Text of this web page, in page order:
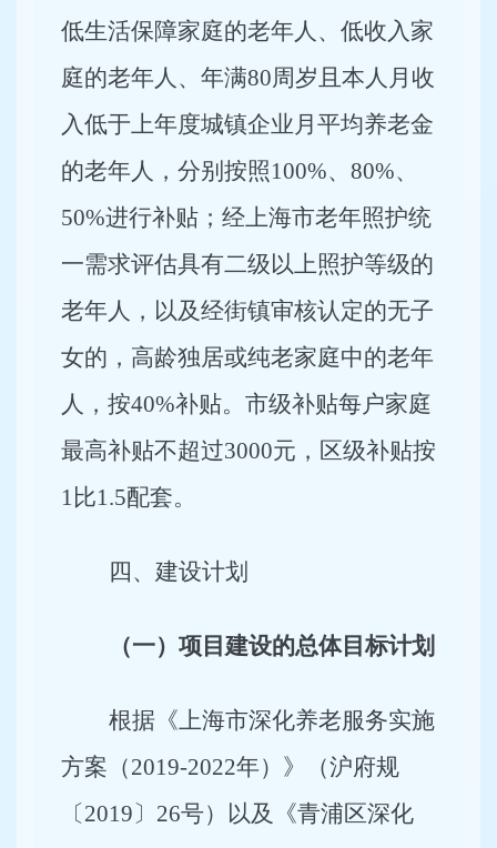
低生活保障家庭的老年人、低收入家
庭的老年人、年满80周岁且本人月收
入低于上年度城镇企业月平均养老金
的老年人，分别按照100%、80%、
50%进行补贴；经上海市老年照护统
一需求评估具有二级以上照护等级的
老年人，以及经街镇审核认定的无子
女的，高龄独居或纯老家庭中的老年
人，按40%补贴。市级补贴每户家庭
最高补贴不超过3000元，区级补贴按
1比1.5配套。
四、建设计划
（一）项目建设的总体目标计划
根据《上海市深化养老服务实施
方案（2019-2022年）》（沪府规
〔2019〕26号）以及《青浦区深化